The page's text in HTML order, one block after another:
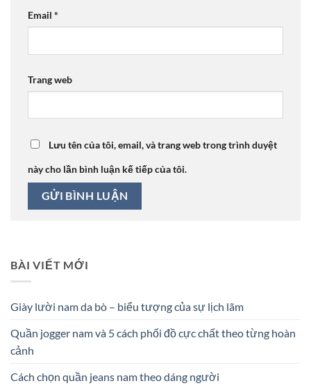
Email *
Trang web
Lưu tên của tôi, email, và trang web trong trình duyệt
này cho lần bình luận kế tiếp của tôi.
BÀI VIẾT MỚI
Giày lười nam da bò – biểu tượng của sự lịch lãm
Quần jogger nam và 5 cách phối đồ cực chất theo từng hoàn
cảnh
Cách chọn quần jeans nam theo dáng người